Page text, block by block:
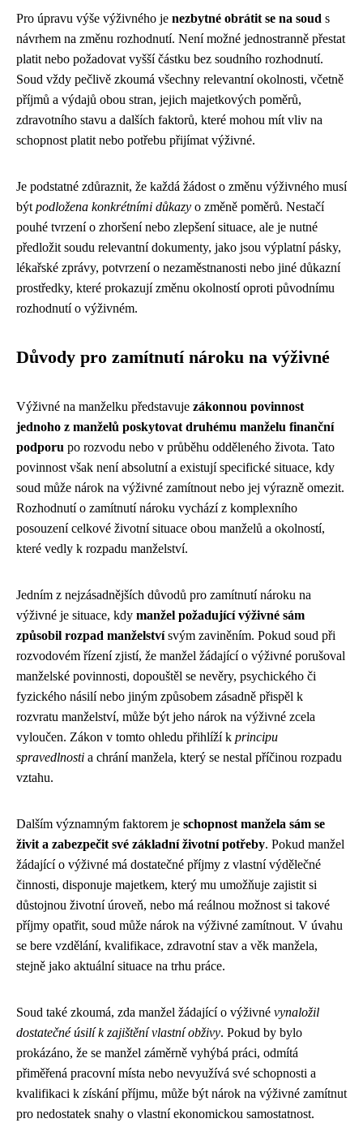
Pro úpravu výše výživného je nezbytné obrátit se na soud s
návrhem na změnu rozhodnutí. Není možné jednostranně přestat
platit nebo požadovat vyšší částku bez soudního rozhodnutí.
Soud vždy pečlivě zkoumá všechny relevantní okolnosti, včetně
příjmů a výdajů obou stran, jejich majetkových poměrů,
zdravotního stavu a dalších faktorů, které mohou mít vliv na
schopnost platit nebo potřebu přijímat výživné.
Je podstatné zdůraznit, že každá žádost o změnu výživného musí
být podložena konkrétními důkazy o změně poměrů. Nestačí
pouhé tvrzení o zhoršení nebo zlepšení situace, ale je nutné
předložit soudu relevantní dokumenty, jako jsou výplatní pásky,
lékařské zprávy, potvrzení o nezaměstnanosti nebo jiné důkazní
prostředky, které prokazují změnu okolností oproti původnímu
rozhodnutí o výživném.
Důvody pro zamítnutí nároku na výživné
Výživné na manželku představuje zákonnou povinnost
jednoho z manželů poskytovat druhému manželu finanční
podporu po rozvodu nebo v průběhu odděleného života. Tato
povinnost však není absolutní a existují specifické situace, kdy
soud může nárok na výživné zamítnout nebo jej výrazně omezit.
Rozhodnutí o zamítnutí nároku vychází z komplexního
posouzení celkové životní situace obou manželů a okolností,
které vedly k rozpadu manželství.
Jedním z nejzásadnějších důvodů pro zamítnutí nároku na
výživné je situace, kdy manžel požadující výživné sám
způsobil rozpad manželstvísvým zaviněním. Pokud soud při
rozvodovém řízení zjistí, že manžel žádající o výživné porušoval
manželské povinnosti, dopouštěl se nevěry, psychického či
fyzického násilí nebo jiným způsobem zásadně přispěl k
rozvratu manželství, může být jeho nárok na výživné zcela
vyloučen. Zákon v tomto ohledu přihlíží k principu
spravedlnosti a chrání manžela, který se nestal příčinou rozpadu
vztahu.
Dalším významným faktorem je schopnost manžela sám se
živit a zabezpečit své základní životní potřeby. Pokud manžel
žádající o výživné má dostatečné příjmy z vlastní výdělečné
činnosti, disponuje majetkem, který mu umožňuje zajistit si
důstojnou životní úroveň, nebo má reálnou možnost si takové
příjmy opatřit, soud může nárok na výživné zamítnout. V úvahu
se bere vzdělání, kvalifikace, zdravotní stav a věk manžela,
stejně jako aktuální situace na trhu práce.
Soud také zkoumá, zda manžel žádající o výživné vynaložil
dostatečné úsilí k zajištění vlastní obživy. Pokud by bylo
prokázáno, že se manžel záměrně vyhýbá práci, odmítá
přiměřená pracovní místa nebo nevyužívá své schopnosti a
kvalifikaci k získání příjmu, může být nárok na výživné zamítnut
pro nedostatek snahy o vlastní ekonomickou samostatnost.